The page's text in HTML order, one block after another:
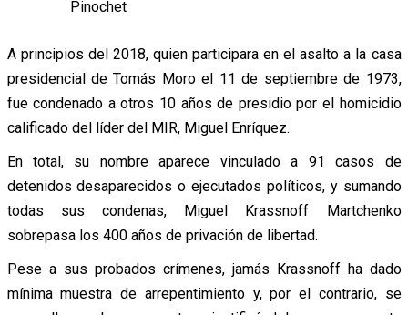
Pinochet
A principios del 2018, quien participara en el asalto a la casa
presidencial de Tomás Moro el 11 de septiembre de 1973,
fue condenado a otros 10 años de presidio por el homicidio
calificado del líder del MIR, Miguel Enríquez.
En total, su nombre aparece vinculado a 91 casos de
detenidos desaparecidos o ejecutados políticos, y sumando
todas sus condenas, Miguel Krassnoff Martchenko
sobrepasa los 400 años de privación de libertad.
Pese a sus probados crímenes, jamás Krassnoff ha dado
mínima muestra de arrepentimiento y, por el contrario, se